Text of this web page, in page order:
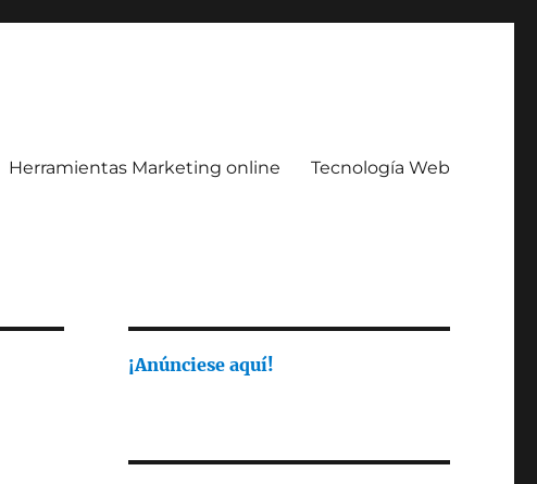
Herramientas Marketing online Tecnología Web
¡Anúnciese aquí!